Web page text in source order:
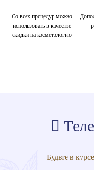
Со всех процедур можно
использовать в качестве
скидки на косметологию
Будьте в